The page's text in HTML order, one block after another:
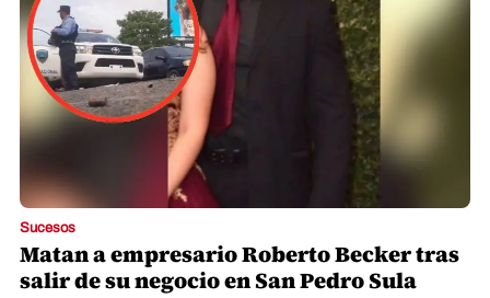
Sucesos
Matan a empresario Roberto Becker tras
salir de su negocio en San Pedro Sula